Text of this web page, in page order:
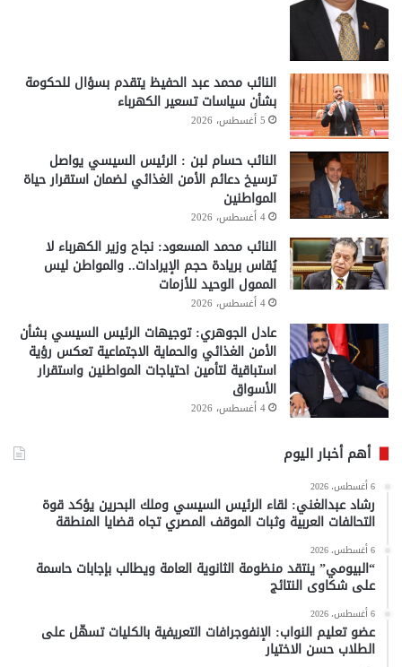
النائب محمد عبد الحفيظ يتقدم بسؤال للحكومة
بشأن سياسات تسعير الكهرباء
5 أغسطس، 2026
النائب حسام لبن : الرئيس السيسي يواصل
ترسيخ دعائم الأمن الغذائي لضمان استقرار حياة
المواطنين
4 أغسطس، 2026
النائب محمد المسعود: نجاح وزير الكهرباء لا
يُقاس بريادة حجم الإيرادات.. والمواطن ليس
الممول الوحيد للأزمات
4 أغسطس، 2026
عادل الجوهري: توجيهات الرئيس السيسي بشأن
الأمن الغذائي والحماية الاجتماعية تعكس رؤية
استباقية لتأمين احتياجات المواطنين واستقرار
الأسواق
4 أغسطس، 2026
أهم أخبار اليوم
6 أغسطس، 2026
رشاد عبدالغني: لقاء الرئيس السيسي وملك البحرين يؤكد قوة
التحالفات العربية وثبات الموقف المصري تجاه قضايا المنطقة
6 أغسطس، 2026
“البيومي” ينتقد منظومة الثانوية العامة ويطالب بإجابات حاسمة
على شكاوى النتائج
6 أغسطس، 2026
عضو تعليم النواب: الإنفوجرافات التعريفية بالكليات تسهّل على
الطلاب حسن الاختيار